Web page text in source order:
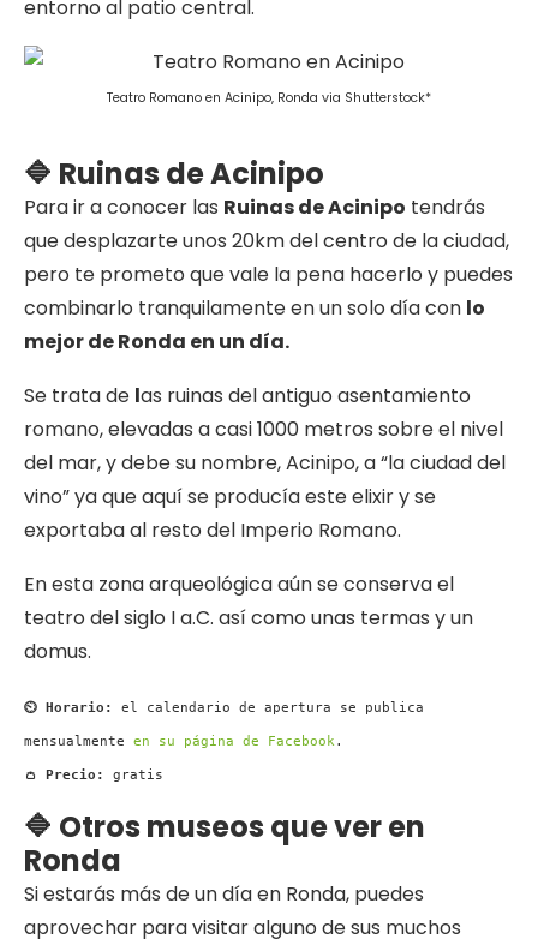
entorno al patio central.
Teatro Romano en Acinipo, Ronda via Shutterstock*
🔷 Ruinas de Acinipo
Para ir a conocer las Ruinas de Acinipo tendrás
que desplazarte unos 20km del centro de la ciudad,
pero te prometo que vale la pena hacerlo y puedes
combinarlo tranquilamente en un solo día con lo
mejor de Ronda en un día.
Se trata de las ruinas del antiguo asentamiento
romano, elevadas a casi 1000 metros sobre el nivel
del mar, y debe su nombre, Acinipo, a “la ciudad del
vino” ya que aquí se producía este elixir y se
exportaba al resto del Imperio Romano.
En esta zona arqueológica aún se conserva el
teatro del siglo I a.C. así como unas termas y un
domus.
⏲ Horario: el calendario de apertura se publica
mensualmente en su página de Facebook .
👛 Precio: gratis
🔷 Otros museos que ver en
Ronda
Si estarás más de un día en Ronda, puedes
aprovechar para visitar alguno de sus muchos